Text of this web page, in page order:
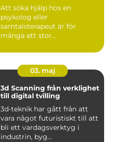
Att söka hjälp hos en
psykolog eller
samtalsterapeut är för
många ett stor...
03. maj
3d Scanning från verklighet
till digital tvilling
3d-teknik har gått från att
vara något futuristiskt till att
bli ett vardagsverktyg i
industrin, byg...